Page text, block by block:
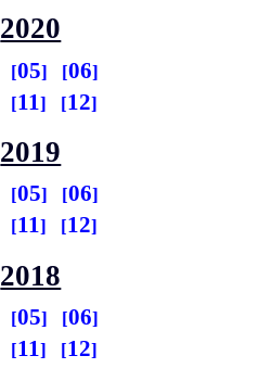
2020
05
06
11 12
2019
05
06
11 12
2018
05
06
11 12